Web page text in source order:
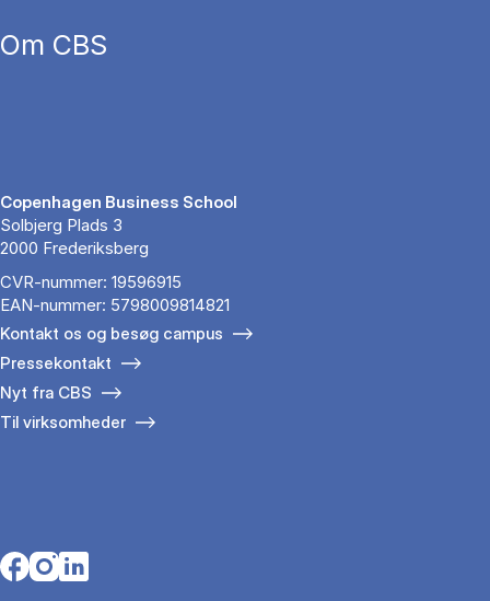
Om CBS
Copenhagen Business School
Solbjerg Plads 3
2000 Frederiksberg
CVR-nummer: 19596915
EAN-nummer: 5798009814821
Kontakt os og besøg campus
Pressekontakt
Nyt fra CBS
Til virksomheder
Opens in a new tab
Opens in a new tab
Opens in a new tab